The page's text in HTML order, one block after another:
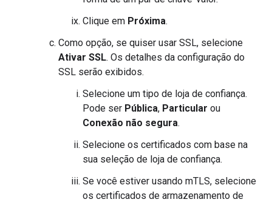
Clique em Próxima.
Como opção, se quiser usar SSL, selecione
Ativar SSL. Os detalhes da configuração do
SSL serão exibidos.
Selecione um tipo de loja de confiança.
Pode ser Pública, Particular ou
Conexão não segura.
Selecione os certificados com base na
sua seleção de loja de confiança.
Se você estiver usando mTLS, selecione
os certificados de armazenamento de